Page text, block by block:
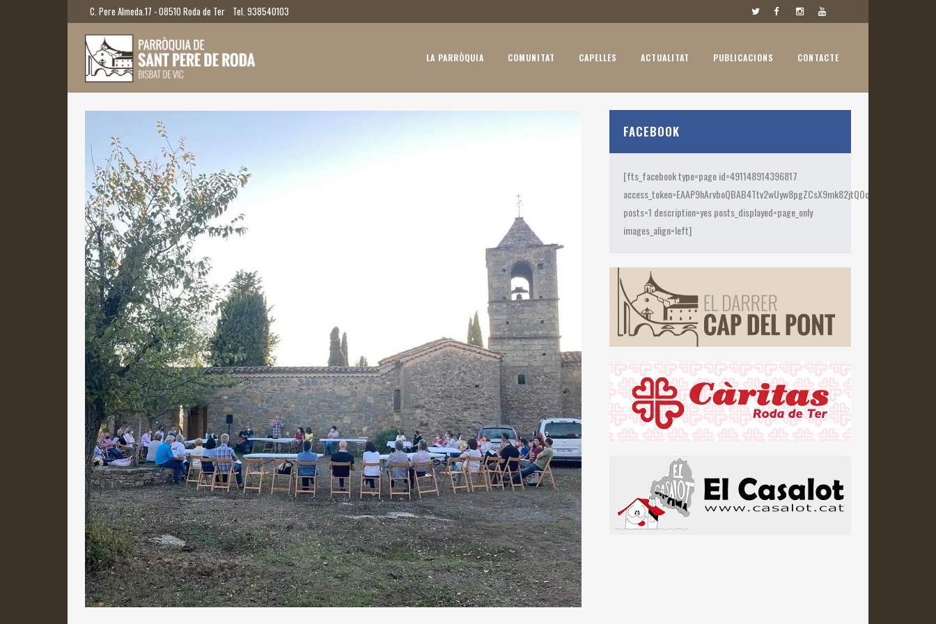
C. Pere Almeda.17 - 08510 Roda de Ter Tel. 938540103
LA PARRÒQUIA COMUNITAT CAPELLES ACTUALITAT PUBLICACIONS CONTACTE
FACEBOOK
[fts_facebook type=page id=491148914396817
posts=1 description=yes posts_displayed=page_only
images_align=left]